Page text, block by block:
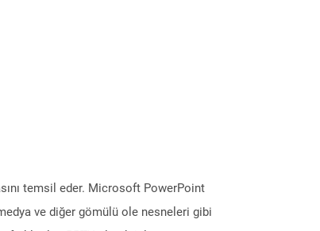
temsil eder. Microsoft PowerPoint
ve diğer gömülü ole nesneleri gibi